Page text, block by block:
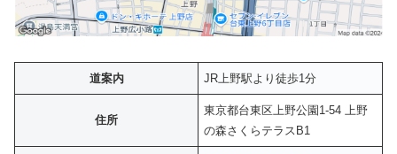
道案内 JR上野駅より徒歩1分
住所
東京都台東区上野公園1-54 上野
の森さくらテラスB1